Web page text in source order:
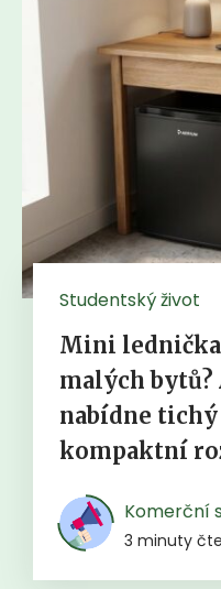
Studentský život
Mini lednička
malých bytů?
nabídne tichý
kompaktní
Komerční
3 minuty